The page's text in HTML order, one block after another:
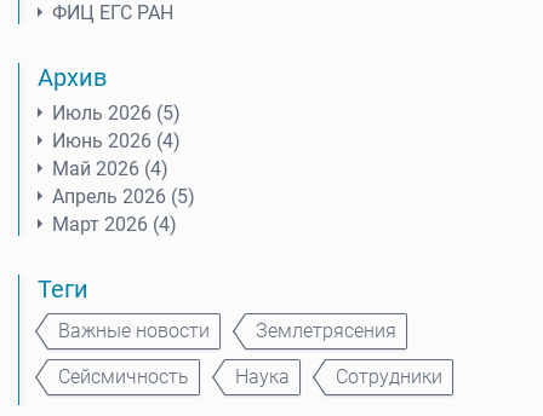
ФИЦ ЕГС РАН
Архив
Июль 2026 (5)
Июнь 2026 (4)
Май 2026 (4)
Апрель 2026 (5)
Март 2026 (4)
Теги
Важные новости
Землетрясения
Сейсмичность
Наука Сотрудники